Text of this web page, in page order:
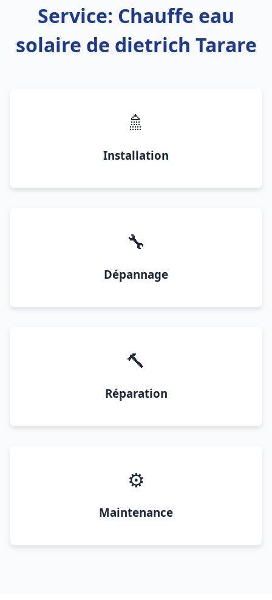
Service: Chauffe eau
solaire de dietrich Tarare
🚿
Installation
🔧
Dépannage
🔨
Réparation
⚙️
Maintenance